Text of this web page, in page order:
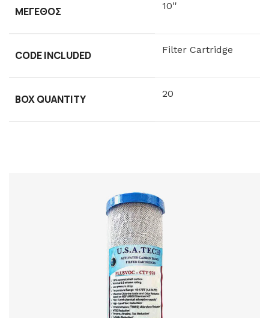
ΜΈΓΕΘΟΣ 10''
CODE INCLUDED Filter Cartridge
BOX QUANTITY 20